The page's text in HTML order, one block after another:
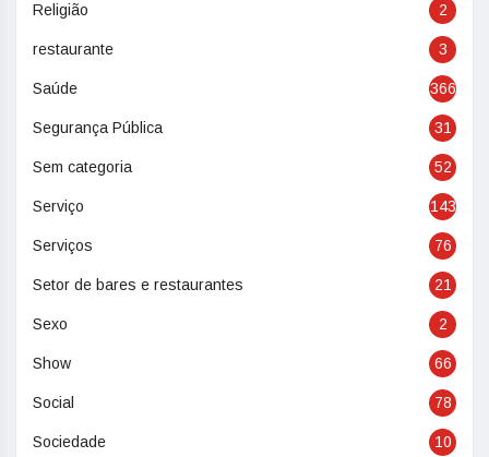
Religião 2
restaurante 3
Saúde 366
Segurança Pública 31
Sem categoria 52
Serviço 143
Serviços 76
Setor de bares e restaurantes 21
Sexo 2
Show 66
Social 78
Sociedade 10